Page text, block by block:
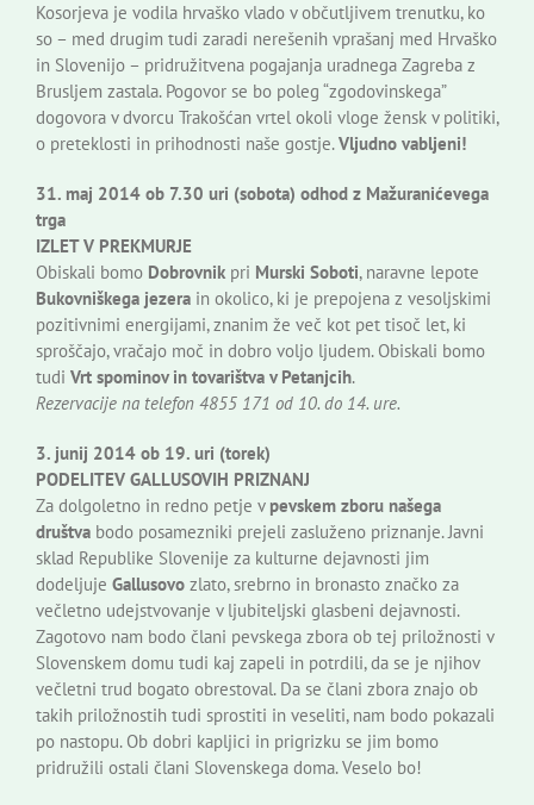
Kosorjeva je vodila hrvaško vlado v občutljivem trenutku, ko
so – med drugim tudi zaradi nerešenih vprašanj med Hrvaško
in Slovenijo – pridružitvena pogajanja uradnega Zagreba z
Brusljem zastala. Pogovor se bo poleg “zgodovinskega”
dogovora v dvorcu Trakošćan vrtel okoli vloge žensk v politiki,
o preteklosti in prihodnosti naše gostje.Vljudno vabljeni!
31. maj 2014 ob 7.30 uri (sobota) odhod z Mažuranićevega
trga
IZLET V PREKMURJE
Obiskali bomo Dobrovnik pri Murski Soboti, naravne lepote
Bukovniškega jezera in okolico, ki je prepojena z vesoljskimi
pozitivnimi energijami, znanim že več kot pet tisoč let, ki
sproščajo, vračajo moč in dobro voljo ljudem. Obiskali bomo
tudi Vrt spominov in tovarištva v Petanjcih.
Rezervacije na telefon 4855 171 od 10. do 14. ure.
3. junij 2014 ob 19. uri (torek)
PODELITEV GALLUSOVIH PRIZNANJ
Za dolgoletno in redno petje v pevskem zboru našega
društva bodo posamezniki prejeli zasluženo priznanje. Javni
sklad Republike Slovenije za kulturne dejavnosti jim
dodeljuje Gallusovo zlato, srebrno in bronasto značko za
večletno udejstvovanje v ljubiteljski glasbeni dejavnosti.
Zagotovo nam bodo člani pevskega zbora ob tej priložnosti v
Slovenskem domu tudi kaj zapeli in potrdili, da se je njihov
večletni trud bogato obrestoval. Da se člani zbora znajo ob
takih priložnostih tudi sprostiti in veseliti, nam bodo pokazali
po nastopu. Ob dobri kapljici in prigrizku se jim bomo
pridružili ostali člani Slovenskega doma. Veselo bo!